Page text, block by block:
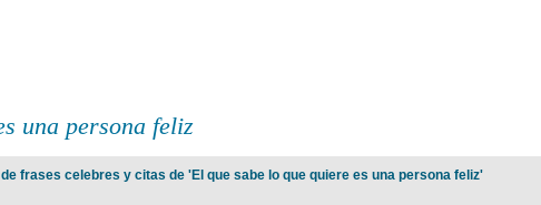
una persona feliz
frases celebres y citas de 'El que sabe lo que quiere es una persona feliz'